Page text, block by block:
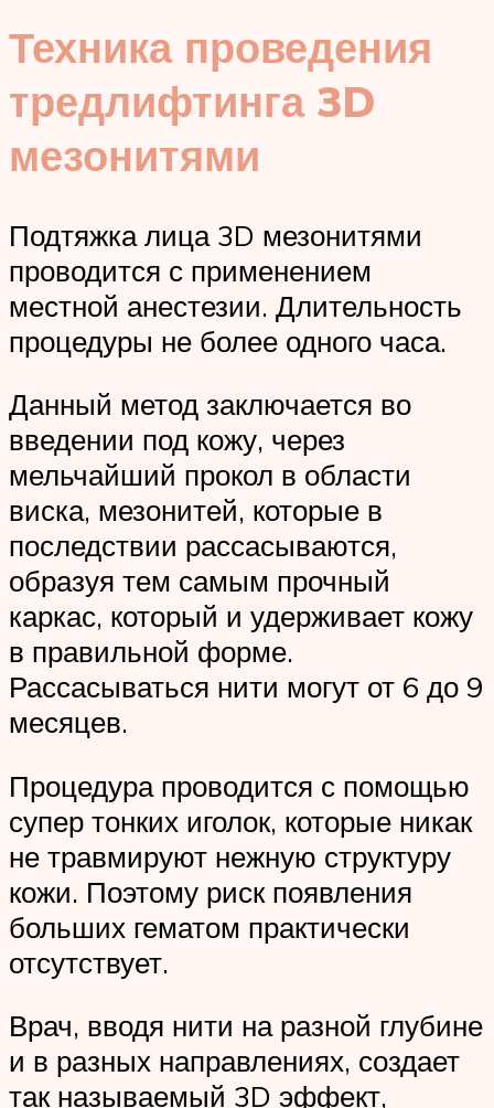
Техника проведения
тредлифтинга 3D
мезонитями
Подтяжка лица 3D мезонитями
проводится с применением
местной анестезии. Длительность
процедуры не более одного часа.
Данный метод заключается во
введении под кожу, через
мельчайший прокол в области
виска, мезонитей, которые в
последствии рассасываются,
образуя тем самым прочный
каркас, который и удерживает кожу
в правильной форме.
Рассасываться нити могут от 6 до 9
месяцев.
Процедура проводится с помощью
супер тонких иголок, которые никак
не травмируют нежную структуру
кожи. Поэтому риск появления
больших гематом практически
отсутствует.
Врач, вводя нити на разной глубине
и в разных направлениях, создает
так называемый 3D эффект,